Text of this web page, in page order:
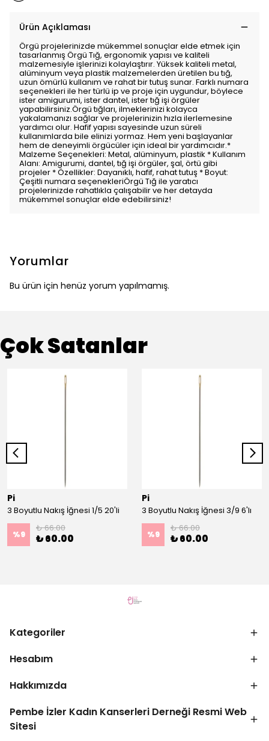
Ürün Açıklaması
Örgü projelerinizde mükemmel sonuçlar elde etmek için
tasarlanmış Örgü Tığ, ergonomik yapısı ve kaliteli
malzemesiyle işlerinizi kolaylaştırır. Yüksek kaliteli metal,
alüminyum veya plastik malzemelerden üretilen bu tığ,
uzun ömürlü kullanım ve rahat bir tutuş sunar. Farklı numara
seçenekleri ile her türlü ip ve proje için uygundur, böylece
ister amigurumi, ister dantel, ister tığ işi örgüler
yapabilirsiniz.Örgü tığları, ilmeklerinizi kolayca
yakalamanızı sağlar ve projelerinizin hızla ilerlemesine
yardımcı olur. Hafif yapısı sayesinde uzun süreli
kullanımlarda bile elinizi yormaz. Hem yeni başlayanlar
hem de deneyimli örgücüler için ideal bir yardımcıdır.*
Malzeme Seçenekleri: Metal, alüminyum, plastik * Kullanım
Alanı: Amigurumi, dantel, tığ işi örgüler, şal, örtü gibi
projeler * Özellikler: Dayanıklı, hafif, rahat tutuş * Boyut:
Çeşitli numara seçenekleriÖrgü Tığ ile yaratıcı
projelerinizde rahatlıkla çalışabilir ve her detayda
mükemmel sonuçlar elde edebilirsiniz!
Yorumlar
Bu ürün için henüz yorum yapılmamış.
Çok Satanlar
Pi
3 Boyutlu Nakış İğnesi 1/5 20'li
%9
₺ 66.00
₺ 60.00
Pi
3 Boyutlu Nakış İğnesi 3/9 6'lı
%9
₺ 66.00
₺ 60.00
Kategoriler
Hesabım
Hakkımızda
Pembe İzler Kadın Kanserleri Derneği Resmi Web
Sitesi